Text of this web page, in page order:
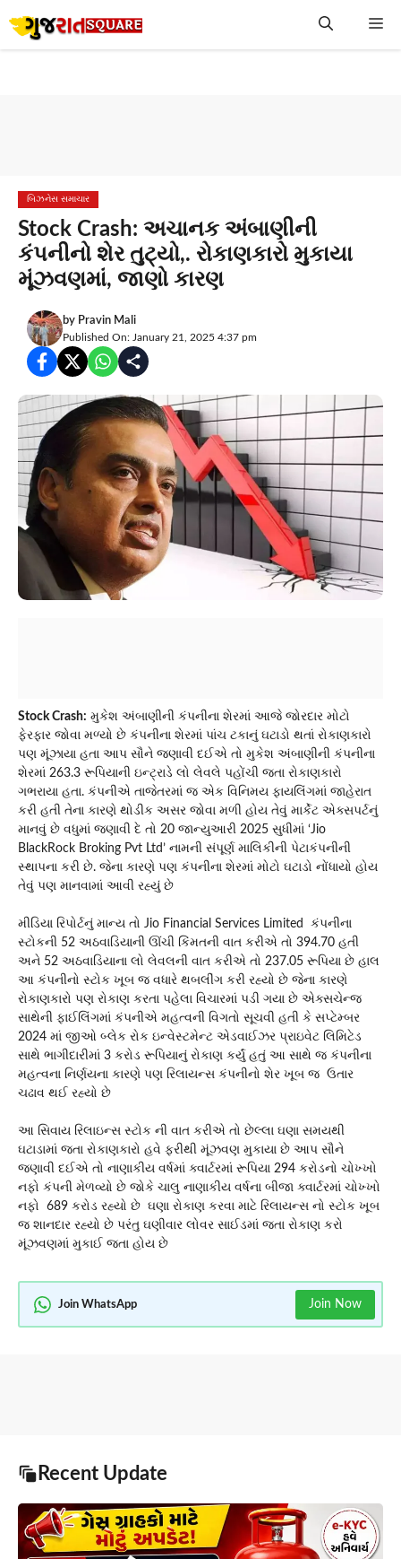
to
બિઝનેસ સમાચાર
Stock Crash: અચાનક અંબાણીની
કંપનીનો શેર તુટ્યો,. રોકાણકારો મુકાયા
મૂંઝવણમાં, જાણો કારણ
by Pravin Mali
Published On: January 21, 2025 4:37 pm
Stock Crash: મુકેશ અંબાણીની કંપનીના શેરમાં આજે જોરદાર મોટો
ફેરફાર જોવા મળ્યો છે કંપનીના શેરમાં પાંચ ટકાનું ઘટાડો થતાં રોકાણકારો
પણ મૂંઝાયા હતા આપ સૌને જણાવી દઈએ તો મુકેશ અંબાણીની કંપનીના
શેરમાં 263.3 રૂપિયાની ઇન્ટ્રાડે લો લેવલે પહોંચી જતા રોકાણકારો
ગભરાયા હતા. કંપનીએ તાજેતરમાં જ એક વિનિમય ફાયલિંગમાં જાહેરાત
કરી હતી તેના કારણે થોડીક અસર જોવા મળી હોય તેવું માર્કેટ એક્સપર્ટનું
માનવું છે વધુમાં જણાવી દે તો 20 જાન્યુઆરી 2025 સુધીમાં ‘Jio
BlackRock Broking Pvt Ltd’ નામની સંપૂર્ણ માલિકીની પેટાકંપનીની
સ્થાપના કરી છે. જેના કારણે પણ કંપનીના શેરમાં મોટો ઘટાડો નોંધાયો હોય
તેવું પણ માનવામાં આવી રહ્યું છે
મીડિયા રિપોર્ટનું માન્ય તો Jio Financial Services Limited કંપનીના
સ્ટોકની 52 અઠવાડિયાની ઊંચી કિંમતની વાત કરીએ તો 394.70 હતી
અને 52 અઠવાડિયાના લો લેવલની વાત કરીએ તો 237.05 રૂપિયા છે હાલ
આ કંપનીનો સ્ટોક ખૂબ જ વધારે થબલીંગ કરી રહ્યો છે જેના કારણે
રોકાણકારો પણ રોકાણ કરતા પહેલા વિચારમાં પડી ગયા છે એક્સચેન્જ
સાથેની ફાઈલિંગમાં કંપનીએ મહત્વની વિગતો સૂચવી હતી કે સપ્ટેમ્બર
2024 માં જીઓ બ્લેક રોક ઇન્વેસ્ટમેન્ટ એડવાઈઝર પ્રાઇવેટ લિમિટેડ
સાથે ભાગીદારીમાં 3 કરોડ રૂપિયાનું રોકાણ કર્યું હતું આ સાથે જ કંપનીના
મહત્વના નિર્ણયના કારણે પણ રિલાયન્સ કંપનીનો શેર ખૂબ જ ઉતાર
ચઢાવ થઈ રહ્યો છે
આ સિવાય રિલાઇન્સ સ્ટોક ની વાત કરીએ તો છેલ્લા ઘણા સમયથી
ઘટાડામાં જતા રોકાણકારો હવે ફરીથી મૂંઝવણ મુકાયા છે આપ સૌને
જણાવી દઈએ તો નાણાકીય વર્ષમાં ક્વાર્ટરમાં રૂપિયા 294 કરોડનો ચોખ્ખો
નફો કંપની મેળવ્યો છે જોકે ચાલુ નાણાકીય વર્ષના બીજા ક્વાર્ટરમાં ચોખ્ખો
નફો 689 કરોડ રહ્યો છે ઘણા રોકાણ કરવા માટે રિલાયન્સ નો સ્ટોક ખૂબ
જ શાનદાર રહ્યો છે પરંતુ ઘણીવાર લોવર સાઈડમાં જતા રોકાણ કરો
મૂંઝવણમાં મુકાઈ જતા હોય છે
Join WhatsApp Join Now
Recent Update